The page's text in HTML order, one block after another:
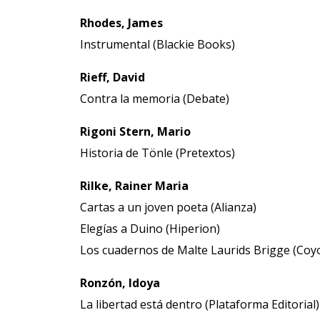
Rhodes, James
Instrumental (Blackie Books)
Rieff, David
Contra la memoria (Debate)
Rigoni Stern, Mario
Historia de Tönle (Pretextos)
Rilke, Rainer Maria
Cartas a un joven poeta (Alianza)
Elegías a Duino (Hiperion)
Los cuadernos de Malte Laurids Brigge
Ronzón, Idoya
La libertad está dentro (Plataforma Editorial)